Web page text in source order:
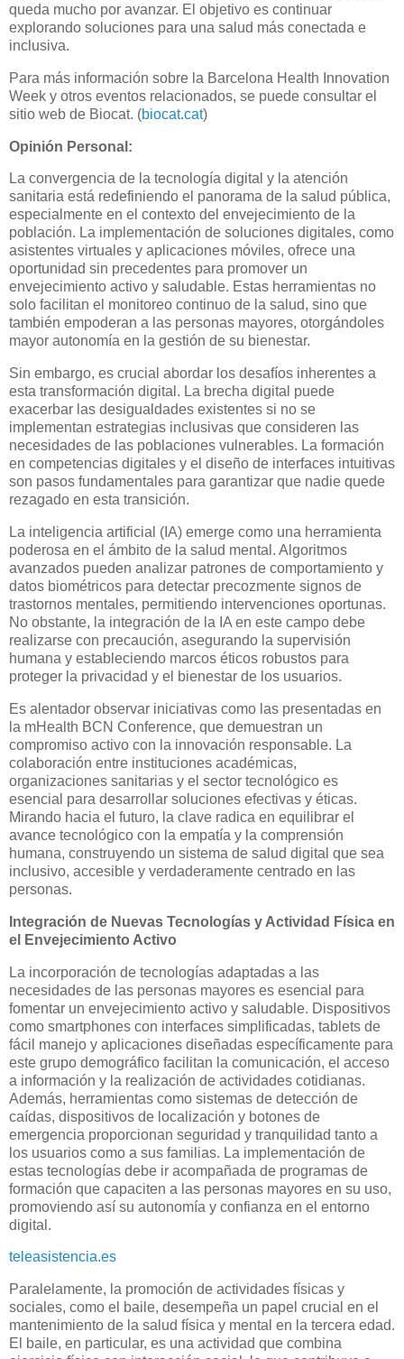
queda mucho por avanzar. El objetivo es continuar
explorando soluciones para una salud más conectada e
inclusiva.
Para más información sobre la Barcelona Health Innovation
Week y otros eventos relacionados, se puede consultar el
sitio web de Biocat. (biocat.cat)
Opinión Personal:
La convergencia de la tecnología digital y la atención
sanitaria está redefiniendo el panorama de la salud pública,
especialmente en el contexto del envejecimiento de la
población. La implementación de soluciones digitales, como
asistentes virtuales y aplicaciones móviles, ofrece una
oportunidad sin precedentes para promover un
envejecimiento activo y saludable. Estas herramientas no
solo facilitan el monitoreo continuo de la salud, sino que
también empoderan a las personas mayores, otorgándoles
mayor autonomía en la gestión de su bienestar.
Sin embargo, es crucial abordar los desafíos inherentes a
esta transformación digital. La brecha digital puede
exacerbar las desigualdades existentes si no se
implementan estrategias inclusivas que consideren las
necesidades de las poblaciones vulnerables. La formación
en competencias digitales y el diseño de interfaces intuitivas
son pasos fundamentales para garantizar que nadie quede
rezagado en esta transición.
La inteligencia artificial (IA) emerge como una herramienta
poderosa en el ámbito de la salud mental. Algoritmos
avanzados pueden analizar patrones de comportamiento y
datos biométricos para detectar precozmente signos de
trastornos mentales, permitiendo intervenciones oportunas.
No obstante, la integración de la IA en este campo debe
realizarse con precaución, asegurando la supervisión
humana y estableciendo marcos éticos robustos para
proteger la privacidad y el bienestar de los usuarios.
Es alentador observar iniciativas como las presentadas en
la mHealth BCN Conference, que demuestran un
compromiso activo con la innovación responsable. La
colaboración entre instituciones académicas,
organizaciones sanitarias y el sector tecnológico es
esencial para desarrollar soluciones efectivas y éticas.
Mirando hacia el futuro, la clave radica en equilibrar el
avance tecnológico con la empatía y la comprensión
humana, construyendo un sistema de salud digital que sea
inclusivo, accesible y verdaderamente centrado en las
personas.
Integración de Nuevas Tecnologías y Actividad Física en
el Envejecimiento Activo
La incorporación de tecnologías adaptadas a las
necesidades de las personas mayores es esencial para
fomentar un envejecimiento activo y saludable. Dispositivos
como smartphones con interfaces simplificadas, tablets de
fácil manejo y aplicaciones diseñadas específicamente para
este grupo demográfico facilitan la comunicación, el acceso
a información y la realización de actividades cotidianas.
Además, herramientas como sistemas de detección de
caídas, dispositivos de localización y botones de
emergencia proporcionan seguridad y tranquilidad tanto a
los usuarios como a sus familias. La implementación de
estas tecnologías debe ir acompañada de programas de
formación que capaciten a las personas mayores en su uso,
promoviendo así su autonomía y confianza en el entorno
digital.
teleasistencia.es
Paralelamente, la promoción de actividades físicas y
sociales, como el baile, desempeña un papel crucial en el
mantenimiento de la salud física y mental en la tercera edad.
El baile, en particular, es una actividad que combina